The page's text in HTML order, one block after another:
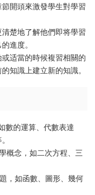
開頭來激發學生對學習
清楚地了解他們即将學習
進度。
或适當的時候複習相關的
知識上建立新的知識。
數的運算、代數表達
概念，如二次方程、三
，如函數、圖形、幾何